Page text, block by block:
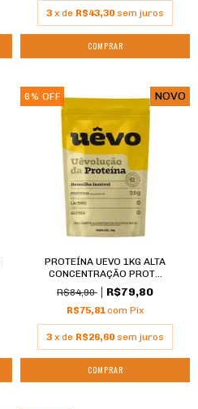
3 x de R$43,30 sem juros
COMPRAR
6% OFF NOVO
PROTEÍNA UEVO 1KG ALTA
CONCENTRAÇÃO PROT...
R$84,90
R$79,80
R$75,81com Pix
3 x de R$26,60 sem juros
COMPRAR